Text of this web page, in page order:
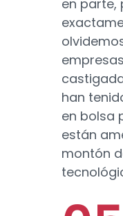
en parte,
han
en bolsa
están
montón